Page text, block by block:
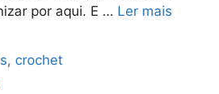
por aqui. E … Ler mais
, crochet